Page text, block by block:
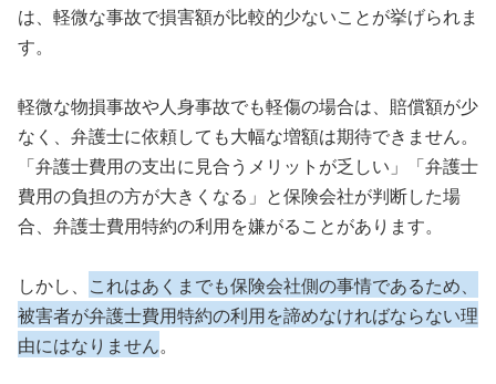
は、軽微な事故で損害額が比較的少ないことが挙げられま
す。
軽微な物損事故や人身事故でも軽傷の場合は、賠償額が少
なく、弁護士に依頼しても大幅な増額は期待できません。
「弁護士費用の支出に見合うメリットが乏しい」「弁護士
費用の負担の方が大きくなる」と保険会社が判断した場
合、弁護士費用特約の利用を嫌がることがあります。
しかし、 これはあくまでも保険会社側の事情であるため、
被害者が弁護士費用特約の利用を諦めなければならない理
由にはなりません。